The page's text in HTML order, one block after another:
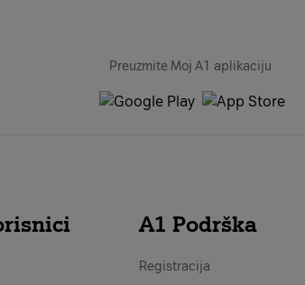
Preuzmite Moj A1 aplikaciju
A1 Podrška
Registracija